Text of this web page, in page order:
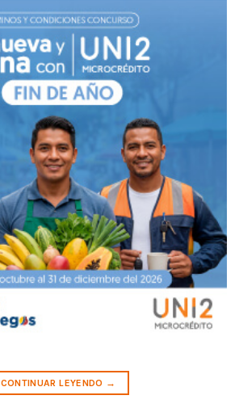
CONTINUAR LEYENDO →